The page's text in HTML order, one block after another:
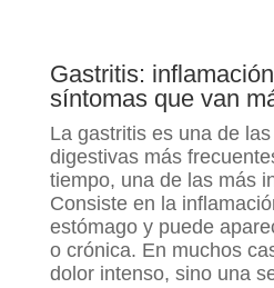
Gastritis:
síntomas que van
La gastritis es una de
digestivas más
tiempo, una de las más
Consiste en la
estómago y puede
o crónica. En muchos
dolor intenso, sino una